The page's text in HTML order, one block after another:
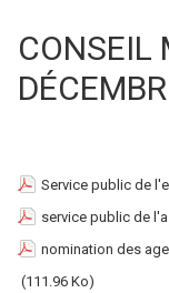
CONSEIL
Service public de
service public de
nomination des
(111.96 Ko)